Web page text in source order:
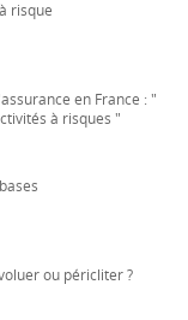
risque
en France : "
à risques "
ou péricliter ?